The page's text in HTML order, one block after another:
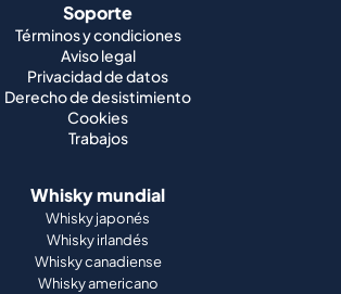
Soporte
Términos y condiciones
Aviso legal
Privacidad de datos
Derecho de desistimiento
Cookies
Trabajos
Whisky mundial
Whisky japonés
Whisky irlandés
Whisky canadiense
Whisky americano